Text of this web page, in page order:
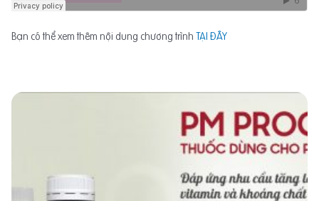
Bạn có thể xem thêm nội dung chương trình TẠI ĐÂY